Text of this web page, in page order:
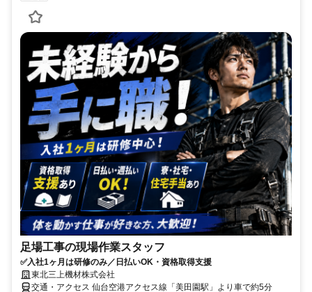
足場工事の現場作業スタッフ
✅入社1ヶ月は研修のみ／日払いOK・資格取得支援
東北三上機材株式会社
交通・アクセス 仙台空港アクセス線「美田園駅」より車で約5分